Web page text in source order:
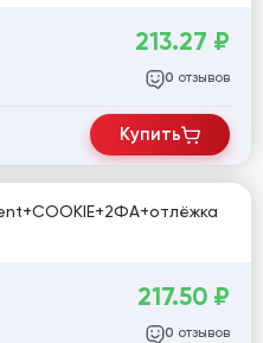
213.27 ₽
0 отзывов
Купить
217.50 ₽
0 отзывов